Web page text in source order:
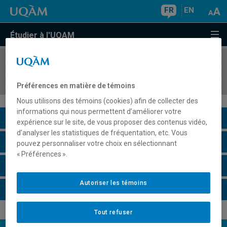
FR EN
Étudier à l'UQAM
COURS//
Description du cours
Horaire - Été 2026
Préférences en matière de témoins
Nous utilisons des témoins (cookies) afin de collecter des
informations qui nous permettent d’améliorer votre
expérience sur le site, de vous proposer des contenus vidéo,
d’analyser les statistiques de fréquentation, etc. Vous
pouvez personnaliser votre choix en sélectionnant
« Préférences ».
Tout refuser
Autoriser les témoins